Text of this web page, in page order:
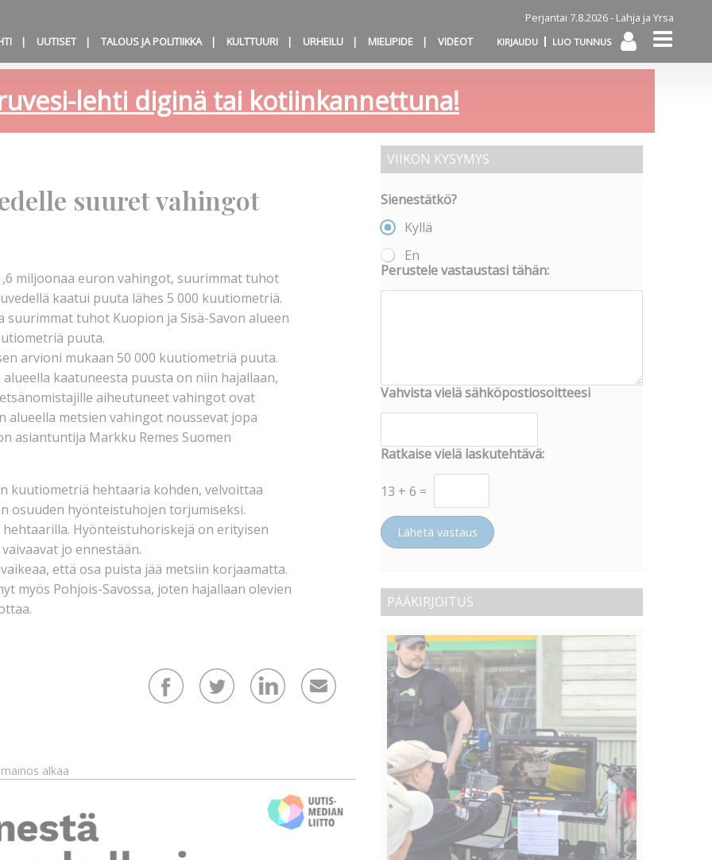
Perjantai 7.8.2026 - Lahja ja Yrsa
UUTISET TALOUS JA POLITIIKKA KULTTUURI URHEILU MIELIPIDE VIDEOT KIRJAUDU LUO TUNNUS
lehti diginä tai kotiinkannettuna!
suuret vahingot
miljoonaa euron vahingot, suurimmat tuhot
kaatui puuta lähes 5 000 kuutiometriä.
tuhot Kuopion ja Sisä-Savon alueen
puuta.
arvioni mukaan 50 000 kuutiometriä puuta.
kaatuneesta puusta on niin hajallaan,
aiheutuneet vahingot ovat
alueella metsien vahingot noussevat jopa
asiantuntija Markku Remes Suomen
kuutiometriä hehtaaria kohden, velvoittaa
osuuden hyönteistuhojen torjumiseksi.
Hyönteistuhoriskejä on erityisen
jo ennestään.
että osa puista jää metsiin korjaamatta.
myös Pohjois-Savossa, joten hajallaan olevien
mainos alkaa
VIIKON KYSYMYS
Sienestätkö?
Kyllä
En
Perustele vastaustasi tähän:
Vahvista vielä sähköpostiosoitteesi
Ratkaise vielä laskutehtävä:
13 + 6 =
Lähetä vastaus
PÄÄKIRJOITUS